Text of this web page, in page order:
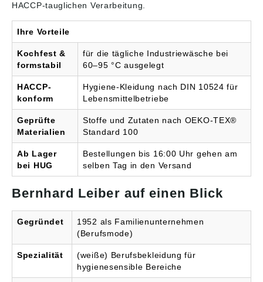
TemperaturBügeln mit
Reinigung mit
Bitte beachten Sie die ➥
Größentabellen bei der
Auswahl der
gewünschten Größe.
Größentabellen bei der
Auswahl der
gewünschten Größe.
HACCP-tauglichen Verarbeitung.
Ihre Vorteile
Kochfest &
formstabil
für die tägliche Industriewäsche bei
60–95 °C ausgelegt
HACCP-
konform
Hygiene-Kleidung nach DIN 10524 für
Lebensmittelbetriebe
Geprüfte
Materialien
Stoffe und Zutaten nach OEKO-TEX®
Standard 100
Ab Lager
bei HUG
Bestellungen bis 16:00 Uhr gehen am
selben Tag in den Versand
Bernhard Leiber auf einen Blick
Gegründet
1952 als Familienunternehmen
(Berufsmode)
Spezialität
(weiße) Berufsbekleidung für
hygienesensible Bereiche